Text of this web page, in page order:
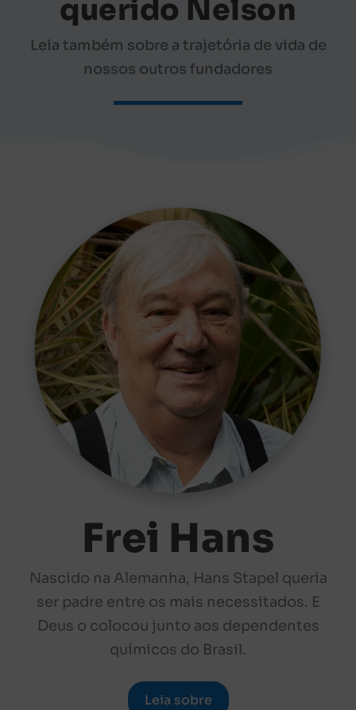
querido Nelson
Leia também sobre a trajetória de vida de
nossos outros fundadores
Frei Hans
Nascido na Alemanha, Hans Stapel queria
ser padre entre os mais necessitados. E
Deus o colocou junto aos dependentes
químicos do Brasil.
Leia sobre